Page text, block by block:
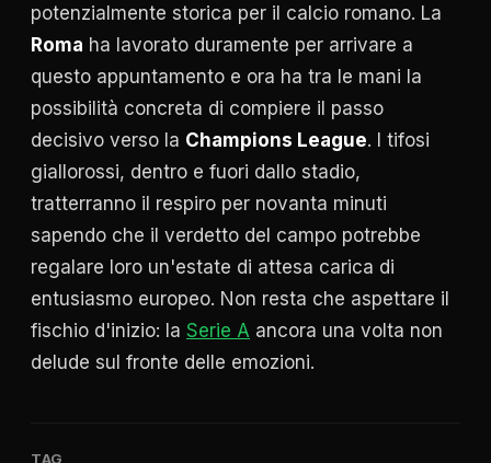
potenzialmente storica per il calcio romano. La
Roma ha lavorato duramente per arrivare a
questo appuntamento e ora ha tra le mani la
possibilità concreta di compiere il passo
decisivo verso la Champions League. I tifosi
giallorossi, dentro e fuori dallo stadio,
tratterranno il respiro per novanta minuti
sapendo che il verdetto del campo potrebbe
regalare loro un'estate di attesa carica di
entusiasmo europeo. Non resta che aspettare il
fischio d'inizio: la Serie A ancora una volta non
delude sul fronte delle emozioni.
TAG